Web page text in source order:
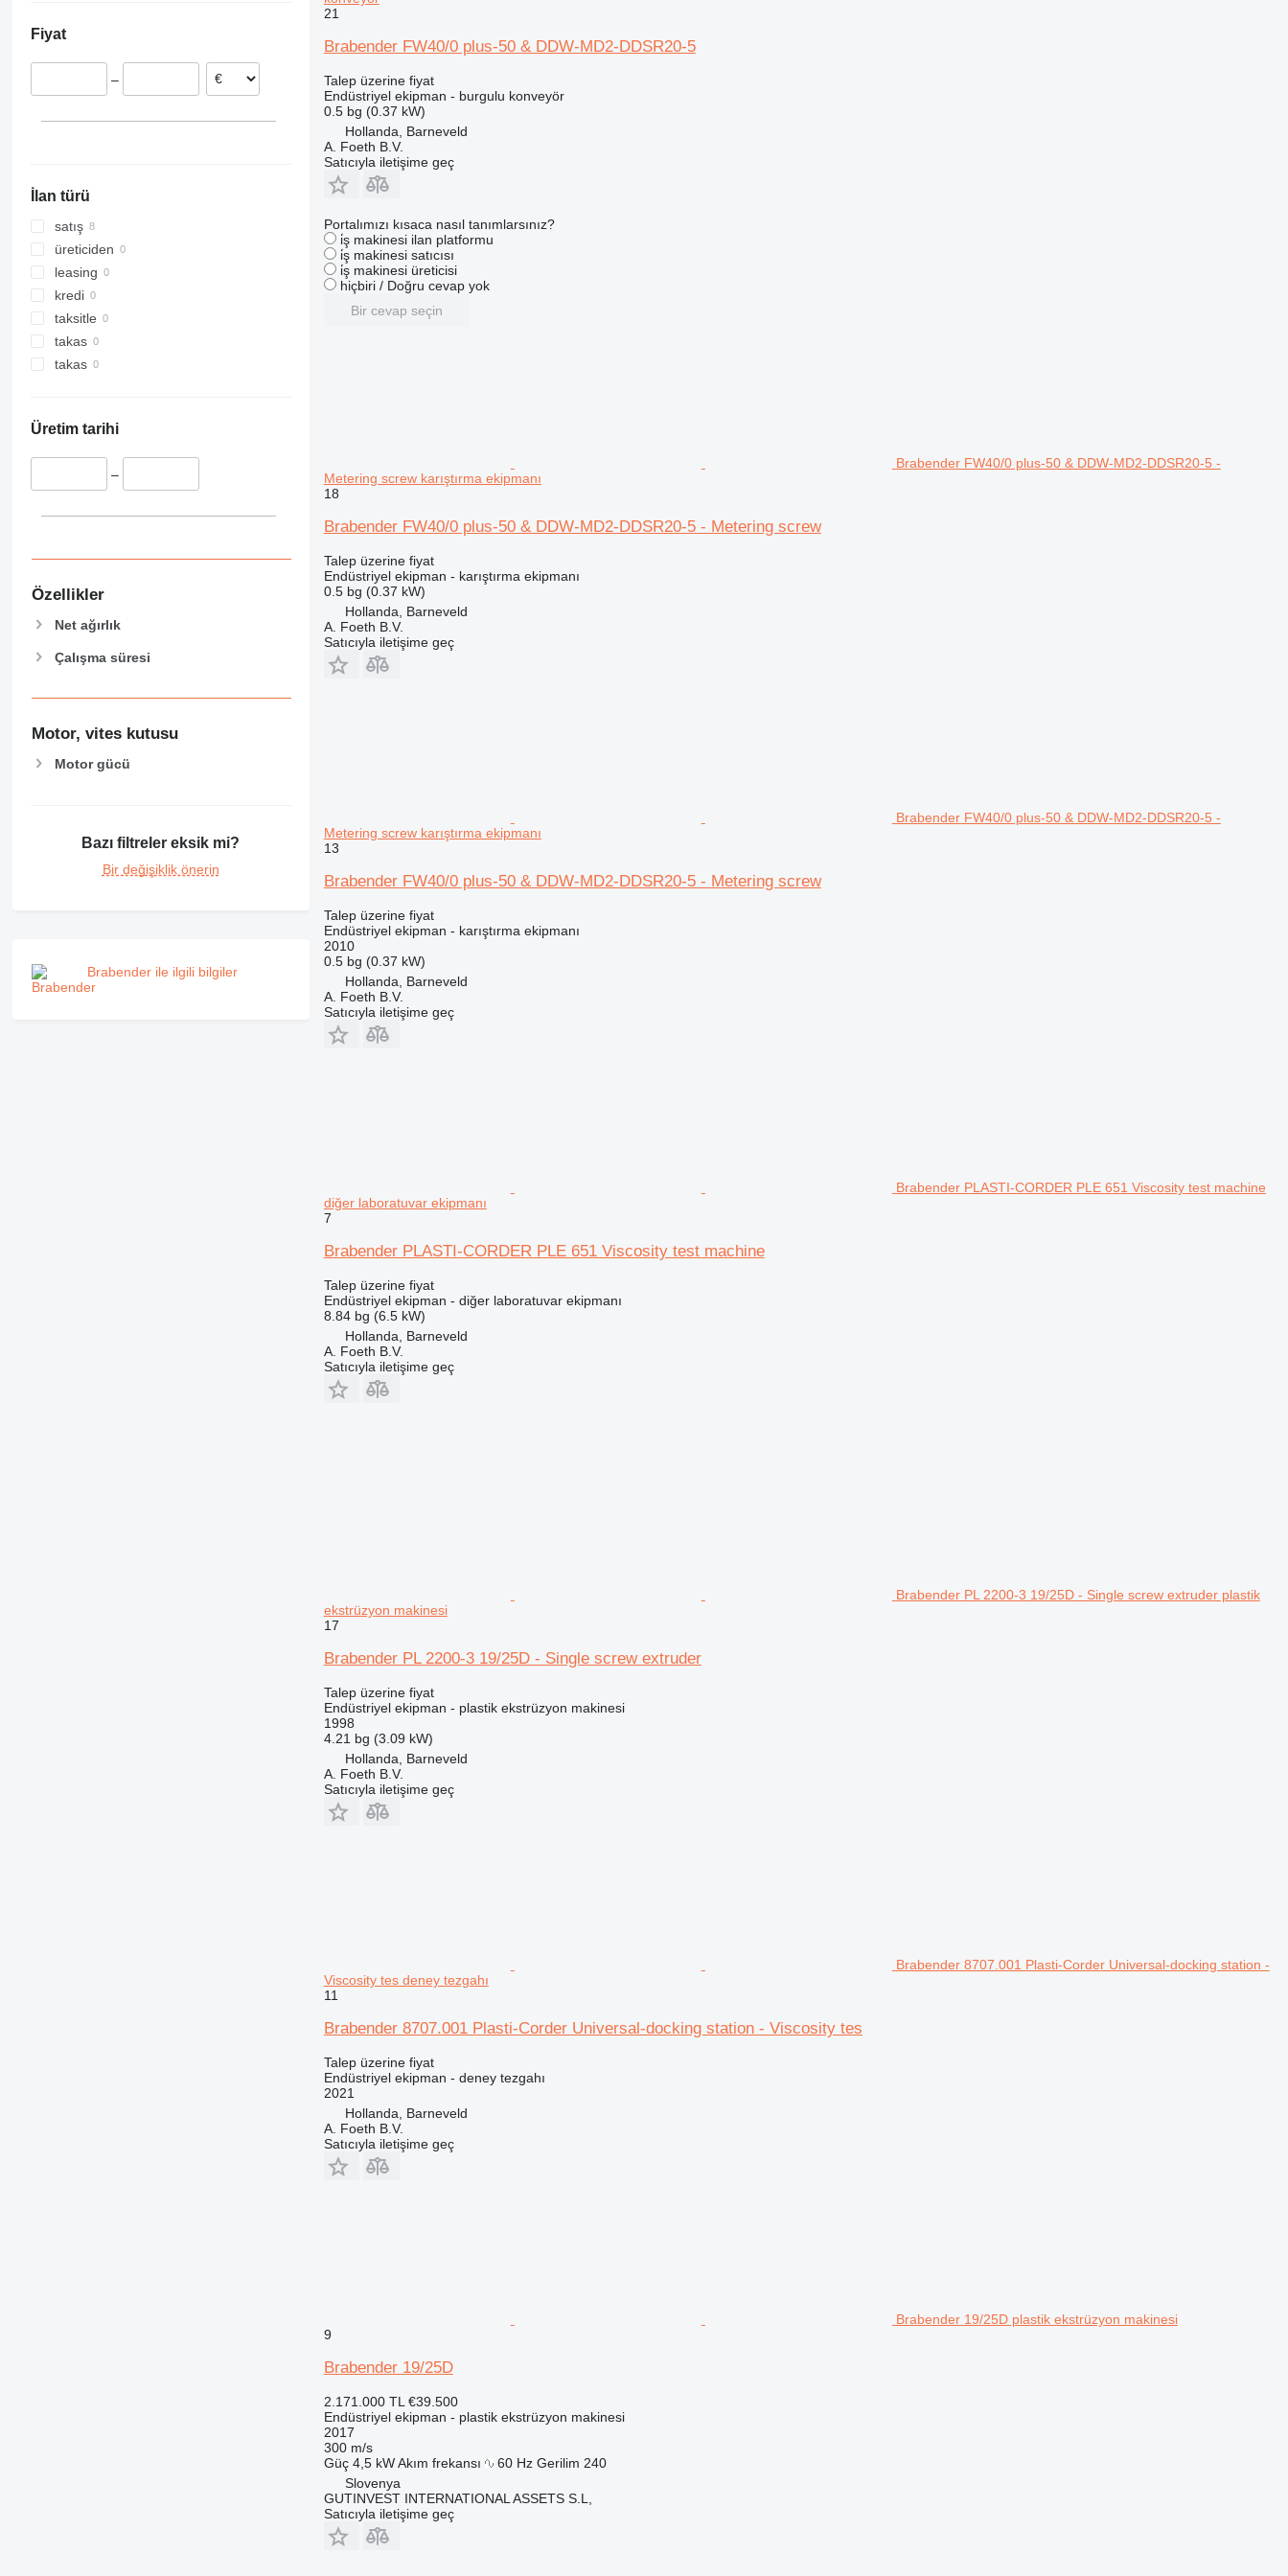
Fiyat
–
İlan türü
satış
üreticiden
leasing
kredi
taksitle
takas
takas
Üretim tarihi
–
Özellikler
Net ağırlık
Çalışma süresi
Motor, vites kutusu
Motor gücü
Bazı filtreler eksik mi?
Bir değişiklik önerin
Brabender ile ilgili bilgiler
21
Brabender FW40/0 plus-50 & DDW-MD2-DDSR20-5
Talep üzerine fiyat
Endüstriyel ekipman - burgulu konveyör
0.5 bg (0.37 kW)
Hollanda, Barneveld
A. Foeth B.V.
Satıcıyla iletişime geç
Portalımızı kısaca nasıl tanımlarsınız?
i̇ş makinesi ilan platformu
i̇ş makinesi satıcısı
i̇ş makinesi üreticisi
hiçbiri / Doğru cevap yok
Bir cevap seçin
Brabender FW40/0 plus-50 & DDW-MD2-DDSR20-5 -
Metering screw karıştırma ekipmanı
18
Brabender FW40/0 plus-50 & DDW-MD2-DDSR20-5 - Metering screw
Talep üzerine fiyat
Endüstriyel ekipman - karıştırma ekipmanı
0.5 bg (0.37 kW)
Hollanda, Barneveld
A. Foeth B.V.
Satıcıyla iletişime geç
Brabender FW40/0 plus-50 & DDW-MD2-DDSR20-5 -
Metering screw karıştırma ekipmanı
13
Brabender FW40/0 plus-50 & DDW-MD2-DDSR20-5 - Metering screw
Talep üzerine fiyat
Endüstriyel ekipman - karıştırma ekipmanı
2010
0.5 bg (0.37 kW)
Hollanda, Barneveld
A. Foeth B.V.
Satıcıyla iletişime geç
Brabender PLASTI-CORDER PLE 651 Viscosity test machine
diğer laboratuvar ekipmanı
7
Brabender PLASTI-CORDER PLE 651 Viscosity test machine
Talep üzerine fiyat
Endüstriyel ekipman - diğer laboratuvar ekipmanı
8.84 bg (6.5 kW)
Hollanda, Barneveld
A. Foeth B.V.
Satıcıyla iletişime geç
Brabender PL 2200-3 19/25D - Single screw extruder plastik
ekstrüzyon makinesi
17
Brabender PL 2200-3 19/25D - Single screw extruder
Talep üzerine fiyat
Endüstriyel ekipman - plastik ekstrüzyon makinesi
1998
4.21 bg (3.09 kW)
Hollanda, Barneveld
A. Foeth B.V.
Satıcıyla iletişime geç
Brabender 8707.001 Plasti-Corder Universal-docking station -
Viscosity tes deney tezgahı
11
Brabender 8707.001 Plasti-Corder Universal-docking station - Viscosity tes
Talep üzerine fiyat
Endüstriyel ekipman - deney tezgahı
2021
Hollanda, Barneveld
A. Foeth B.V.
Satıcıyla iletişime geç
Brabender 19/25D plastik ekstrüzyon makinesi
9
Brabender 19/25D
2.171.000 TL €39.500
Endüstriyel ekipman - plastik ekstrüzyon makinesi
2017
300 m/s
Güç 4,5 kW Akım frekansı 60 Hz Gerilim 240
Slovenya
GUTINVEST INTERNATIONAL ASSETS S.L,
Satıcıyla iletişime geç